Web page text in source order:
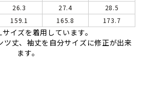
26.3 27.4
28.5
159.1 165.8 173.7
イズを着用しています。
丈、袖丈を自分サイズに修正が出来
ます。